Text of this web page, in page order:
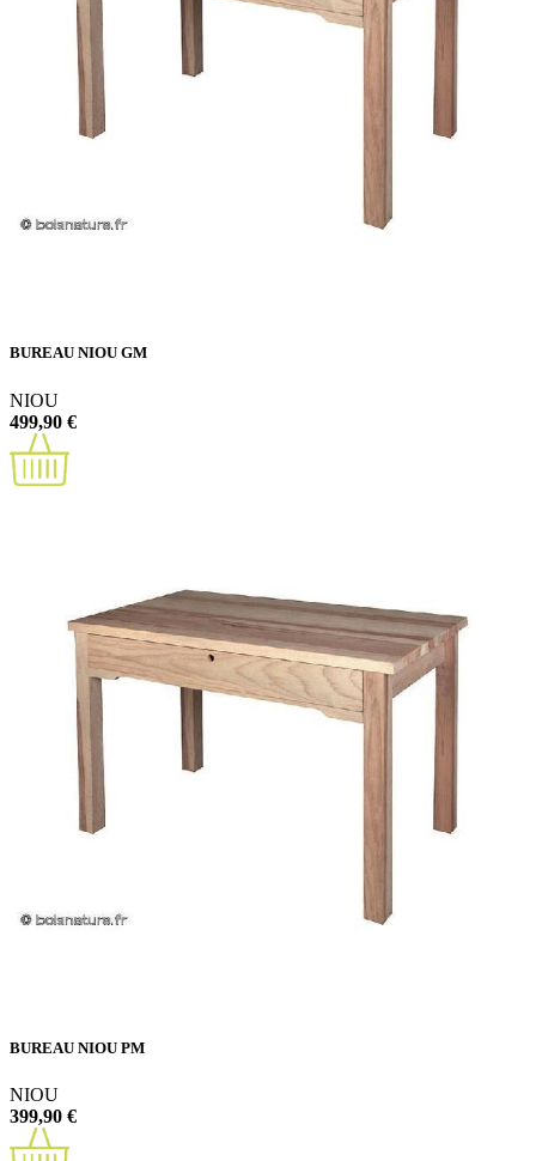
BUREAU NIOU GM
NIOU
499,90 €
BUREAU NIOU PM
NIOU
399,90 €